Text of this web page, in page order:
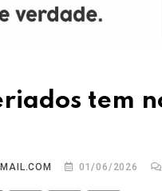
tem
01/06/2026